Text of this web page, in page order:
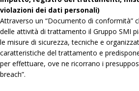
violazioni dei dati personali)
Attraverso un “Documento di conformità”
delle attività di trattamento il Gruppo SMI
le misure di sicurezza, tecniche e
caratteristiche del trattamento e
per effettuare, ove ne ricorrano i
breach”.